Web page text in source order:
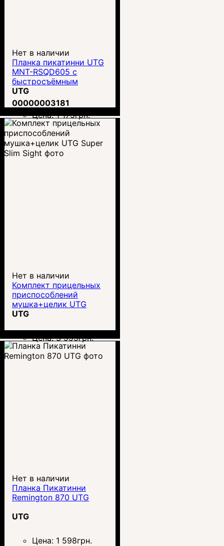
Нет в наличии
Планка пикатинни UTG
MNT-RSQD605 с
быстросъёмным
креплением
UTG
00000003181
Цена:1 175грн.
Нет в наличии
Комплект прицельных
приспособлений
мушка+целик UTG
Super Slim Sight
UTG
Цена:3 995грн.
Нет в наличии
Планка Пикатинни
Remington 870 UTG
UTG
Цена: 1 598грн.